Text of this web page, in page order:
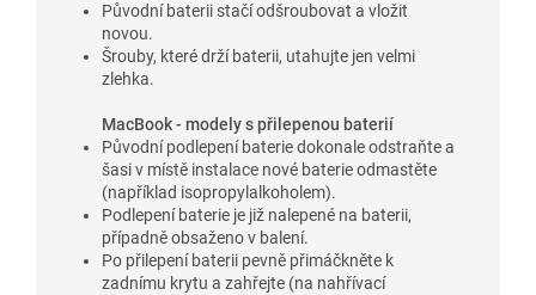
Původní baterii stačí odšroubovat a vložit
novou.
Šrouby, které drží baterii, utahujte jen velmi
zlehka.
MacBook - modely s přilepenou baterií
Původní podlepení baterie dokonale odstraňte a
šasi v místě instalace nové baterie odmastěte
(například isopropylalkoholem).
Podlepení baterie je již nalepené na baterii,
případně obsaženo v balení.
Po přilepení baterii pevně přimáčkněte k
zadnímu krytu a zahřejte (na nahřívací